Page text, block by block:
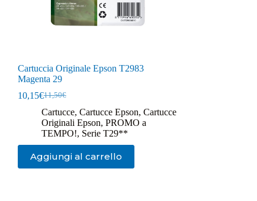
Cartuccia Originale Epson T2983
Magenta 29
11,50€
Il
prezzo
originale
era:
11,50€.
10,15€Il
prezzo
attuale
è:
10,15€.
Cartucce, Cartucce Epson, Cartucce
Originali Epson, PROMO a
TEMPO!, Serie T29**
Aggiungi al carrello